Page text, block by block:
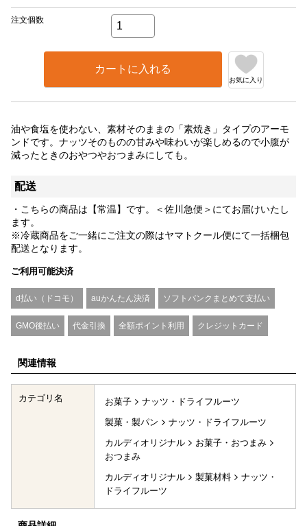
注文個数
カートに入れる
お気に入り
油や食塩を使わない、素材そのままの「素焼き」タイプのアーモ
ンドです。ナッツそのものの甘みや味わいが楽しめるので小腹が
減ったときのおやつやおつまみにしても。
配送
・こちらの商品は【常温】です。＜佐川急便＞にてお届けいたし
ます。
※冷蔵商品をご一緒にご注文の際はヤマトクール便にて一括梱包
配送となります。
ご利用可能決済
d払い（ドコモ） auかんたん決済 ソフトバンクまとめて支払い
GMO後払い 代金引換 全額ポイント利用 クレジットカード
関連情報
カテゴリ名 お菓子
ナッツ・ドライフルーツ
製菓・製パン
ナッツ・ドライフルーツ
カルディオリジナル
お菓子・おつまみ
おつまみ
カルディオリジナル
製菓材料
ナッツ・
ドライフルーツ